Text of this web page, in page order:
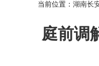
当前位置： 湖南长
庭前调